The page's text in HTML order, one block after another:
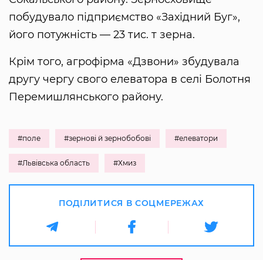
побудувало підприємство «Західний Буг»,
його потужність — 23 тис. т зерна.
Крім того, агрофірма «Дзвони» збудувала
другу чергу свого елеватора в селі Болотня
Перемишлянського району.
#поле #зернові й зернобобові #елеватори
#Львівська область #Хмиз
ПОДІЛИТИСЯ В СОЦМЕРЕЖАХ